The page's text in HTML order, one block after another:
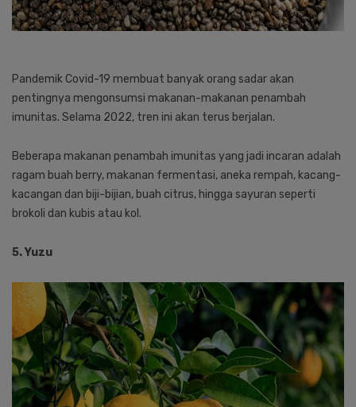
Pandemik Covid-19 membuat banyak orang sadar akan
pentingnya mengonsumsi makanan-makanan penambah
imunitas. Selama 2022, tren ini akan terus berjalan.
Beberapa makanan penambah imunitas yang jadi incaran adalah
ragam buah berry, makanan fermentasi, aneka rempah, kacang-
kacangan dan biji-bijian, buah citrus, hingga sayuran seperti
brokoli dan kubis atau kol.
5. Yuzu